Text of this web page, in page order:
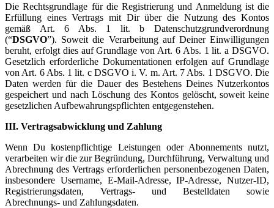
Die Rechtsgrundlage für die Registrierung und Anmeldung ist die
Erfüllung eines Vertrags mit Dir über die Nutzung des Kontos
gemäß Art. 6 Abs. 1 lit. b Datenschutzgrundverordnung
(“DSGVO”). Soweit die Verarbeitung auf Deiner Einwilligungen
beruht, erfolgt dies auf Grundlage von Art. 6 Abs. 1 lit. a DSGVO.
Gesetzlich erforderliche Dokumentationen erfolgen auf Grundlage
von Art. 6 Abs. 1 lit. c DSGVO i. V. m. Art. 7 Abs. 1 DSGVO. Die
Daten werden für die Dauer des Bestehens Deines Nutzerkontos
gespeichert und nach Löschung des Kontos gelöscht, soweit keine
gesetzlichen Aufbewahrungspflichten entgegenstehen.
III. Vertragsabwicklung und Zahlung
Wenn Du kostenpflichtige Leistungen oder Abonnements nutzt,
verarbeiten wir die zur Begründung, Durchführung, Verwaltung und
Abrechnung des Vertrags erforderlichen personenbezogenen Daten,
insbesondere Username, E-Mail-Adresse, IP-Adresse, Nutzer-ID,
Registrierungsdaten, Vertrags- und Bestelldaten sowie
Abrechnungs- und Zahlungsdaten.